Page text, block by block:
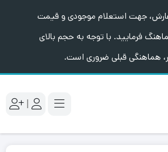
جهت استعلام موجودی و قیمت
فرمایید. با توجه به حجم بالای
هماهنگی قبلی ضروری است.
|